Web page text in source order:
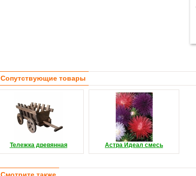
Сопутствующие товары
Тележка древянная Астра Идеал смесь